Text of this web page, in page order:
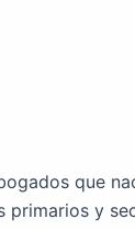
que
y